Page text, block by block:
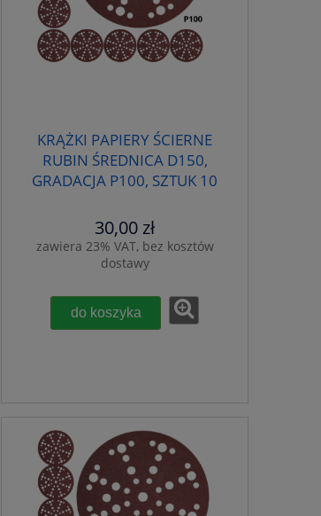
KRĄŻKI PAPIERY ŚCIERNE
RUBIN ŚREDNICA D150,
GRADACJA P100, SZTUK 10
30,00 zł
zawiera 23% VAT, bez kosztów
dostawy
do koszyka